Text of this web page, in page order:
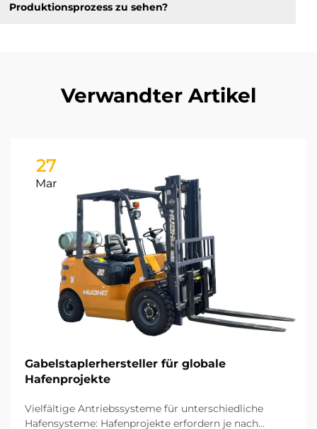
Produktionsprozess zu sehen?
Verwandter Artikel
27
Mar
Gabelstaplerhersteller für globale
Hafenprojekte
Vielfältige Antriebssysteme für unterschiedliche
Hafensysteme: Hafenprojekte erfordern je nach